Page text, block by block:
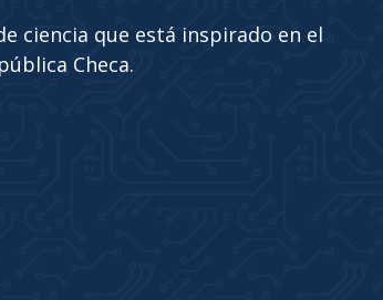
ciencia que está inspirado en el
Checa.